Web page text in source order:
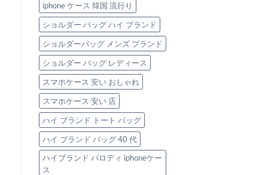
iphone ケース 韓国 流行り
ショルダー バッグ ハイ ブランド
ショルダーバッグ メンズ ブランド
ショルダー バッグ レディース
スマホケース 安い おしゃれ
スマホケース 安い 店
ハイ ブランド トート バッグ
ハイ ブランド バッグ 40 代
ハイブランド パロディ iphoneケー
ス